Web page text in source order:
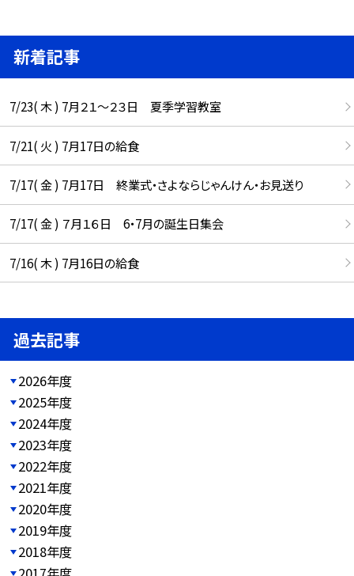
新着記事
7/23( 木 ) 7月２１～２３日 夏季学習教室
7/21( 火 ) 7月17日の給食
7/17( 金 ) 7月17日 終業式・さよならじゃんけん・お見送り
7/17( 金 ) ７月１６日 6・7月の誕生日集会
7/16( 木 ) 7月16日の給食
過去記事
2026年度
2025年度
2024年度
2023年度
2022年度
2021年度
2020年度
2019年度
2018年度